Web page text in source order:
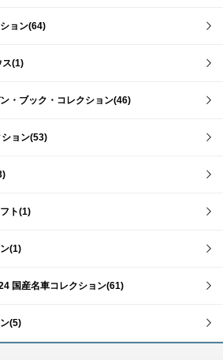
ョン(64)
ス(1)
・ブック・コレクション(46)
ョン(53)
ト(1)
(1)
国産名車コレクション(61)
(5)